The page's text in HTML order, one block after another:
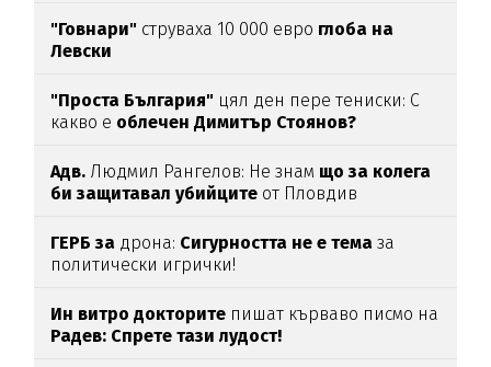
"Говнари" струваха 10 000 евро глоба на
Левски
"Проста България" цял ден пере тениски: С
какво е облечен Димитър Стоянов?
Адв. Людмил Рангелов: Не знам що за колега
би защитавал убийците от Пловдив
ГЕРБ за дрона: Сигурността не е темаза
политически игрички!
Ин витро докторите пишат кърваво писмо на
Радев: Спрете тази лудост!